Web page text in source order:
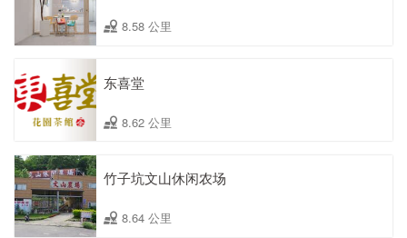
8.58 公里
东喜堂
8.62 公里
竹子坑文山休闲农场
8.64 公里